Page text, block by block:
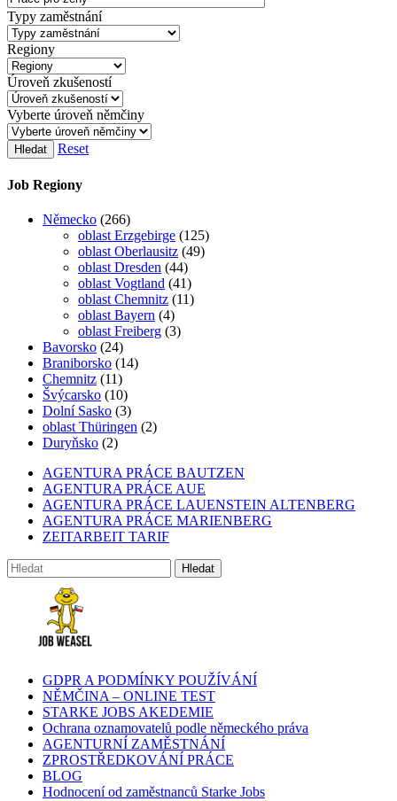
Typy zaměstnání
Regiony
Úroveň zkušeností
Vyberte úroveň němčiny
Hledat Reset
Job Regiony
Německo (266)
oblast Erzgebirge (125)
oblast Oberlausitz (49)
oblast Dresden (44)
oblast Vogtland (41)
oblast Chemnitz (11)
oblast Bayern (4)
oblast Freiberg (3)
Bavorsko (24)
Braniborsko (14)
Chemnitz (11)
Švýcarsko (10)
Dolní Sasko (3)
oblast Thüringen (2)
Duryňsko (2)
AGENTURA PRÁCE BAUTZEN
AGENTURA PRÁCE AUE
AGENTURA PRÁCE LAUENSTEIN ALTENBERG
AGENTURA PRÁCE MARIENBERG
ZEITARBEIT TARIF
GDPR A PODMÍNKY POUŽÍVÁNÍ
NĚMČINA – ONLINE TEST
STARKE JOBS AKEDEMIE
Ochrana oznamovatelů podle německého práva
AGENTURNÍ ZAMĚSTNÁNÍ
ZPROSTŘEDKOVÁNÍ PRÁCE
BLOG
Hodnocení od zaměstnanců Starke Jobs